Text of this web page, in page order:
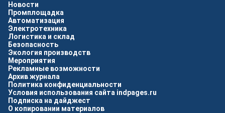
Новости
Промплощадка
Автоматизация
Электротехника
Логистика и склад
Безопасность
Экология производств
Мероприятия
Рекламные возможности
Архив журнала
Политика конфиденциальности
Условия использования сайта indpages.ru
Подписка на дайджест
О копировании материалов